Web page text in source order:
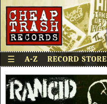
☰ A-Z RECORD STORE